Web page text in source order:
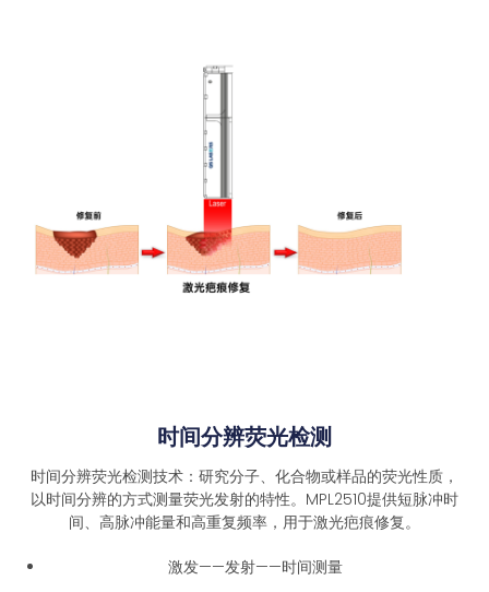
时间分辨荧光检测
时间分辨荧光检测技术：研究分子、化合物或样品的荧光性质，
以时间分辨的方式测量荧光发射的特性。MPL2510提供短脉冲时
间、高脉冲能量和高重复频率，用于激光疤痕修复。
激发——发射——时间测量